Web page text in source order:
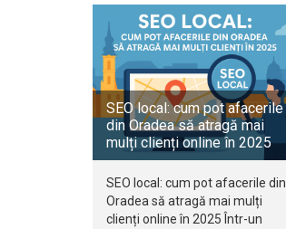
SEO local: cum pot afacerile
din Oradea să atragă mai
mulți clienți online în 2025
SEO local: cum pot afacerile din
Oradea să atragă mai mulți
clienți online în 2025 Într-un